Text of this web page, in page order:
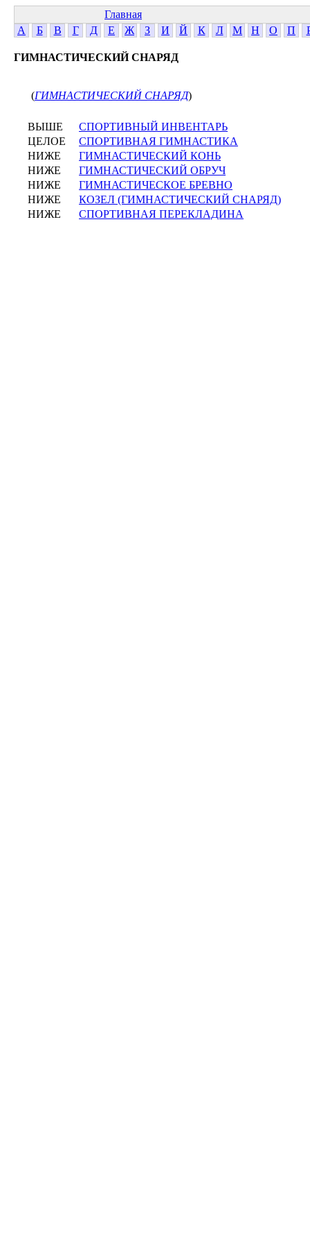
Главная
А
Б В Г Д Е Ж З И Й К Л М Н О П
ГИМНАСТИЧЕСКИЙ СНАРЯД
(ГИМНАСТИЧЕСКИЙ СНАРЯД)
ВЫШЕ
СПОРТИВНЫЙ ИНВЕНТАРЬ
ЦЕЛОЕ
СПОРТИВНАЯ ГИМНАСТИКА
НИЖЕ
ГИМНАСТИЧЕСКИЙ КОНЬ
НИЖЕ
ГИМНАСТИЧЕСКИЙ ОБРУЧ
НИЖЕ
ГИМНАСТИЧЕСКОЕ БРЕВНО
НИЖЕ
КОЗЕЛ (ГИМНАСТИЧЕСКИЙ СНАРЯД)
НИЖЕ
СПОРТИВНАЯ ПЕРЕКЛАДИНА